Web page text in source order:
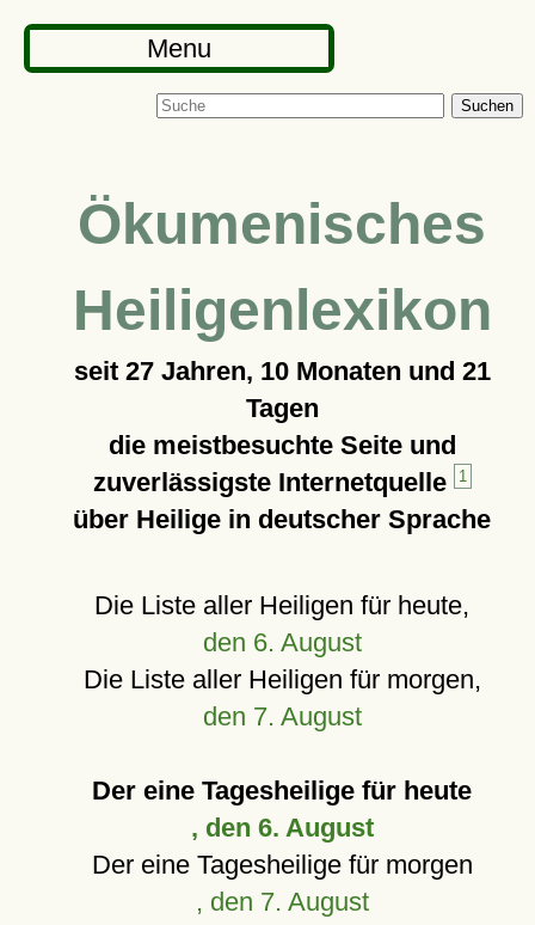
Menu
Suchen
Ökumenisches
Heiligenlexikon
seit 27 Jahren, 10 Monaten und 21
Tagen
die meistbesuchte Seite und
zuverlässigste Internetquelle
1
über Heilige in deutscher Sprache
Die Liste aller Heiligen für heute,
den 6. August
Die Liste aller Heiligen für morgen,
den 7. August
Der eine Tagesheilige für heute
, den 6. August
Der eine Tagesheilige für morgen
, den 7. August